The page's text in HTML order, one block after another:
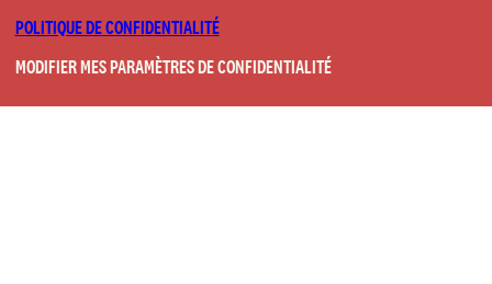
POLITIQUE DE CONFIDENTIALITÉ
MODIFIER MES PARAMÈTRES DE CONFIDENTIALITÉ